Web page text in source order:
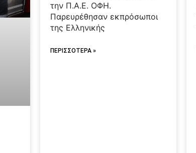
την Π.Α.Ε. ΟΦΗ.
Παρευρέθησαν εκπρόσωποι
της Ελληνικής
ΠΕΡΙΣΣΟΤΕΡΑ »